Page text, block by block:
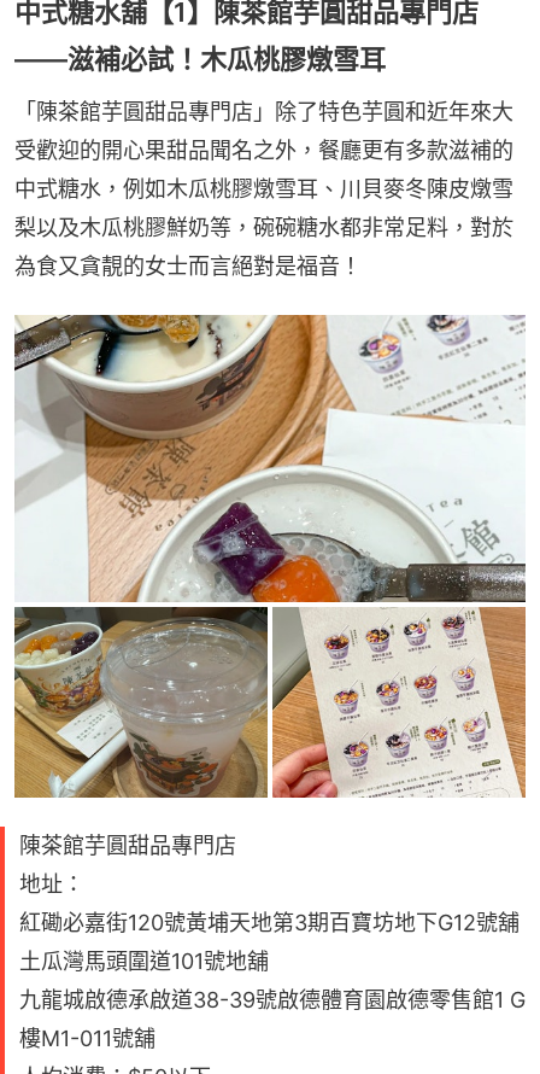
中式糖水舖【1】陳茶館芋圓甜品專門店
——滋補必試！木瓜桃膠燉雪耳
「陳茶館芋圓甜品專門店」除了特色芋圓和近年來大
受歡迎的開心果甜品聞名之外，餐廳更有多款滋補的
中式糖水，例如木瓜桃膠燉雪耳、川貝麥冬陳皮燉雪
梨以及木瓜桃膠鮮奶等，碗碗糖水都非常足料，對於
為食又貪靚的女士而言絕對是福音！
陳茶館芋圓甜品專門店
地址：
紅磡必嘉街120號黃埔天地第3期百寶坊地下G12號舖
土瓜灣馬頭圍道101號地舖
九龍城啟德承啟道38-39號啟德體育園啟德零售館1 G
樓M1-011號舖